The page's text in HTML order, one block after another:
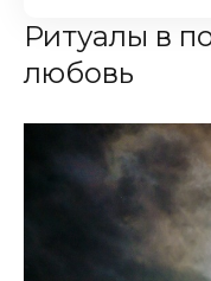
Ритуалы в
любовь